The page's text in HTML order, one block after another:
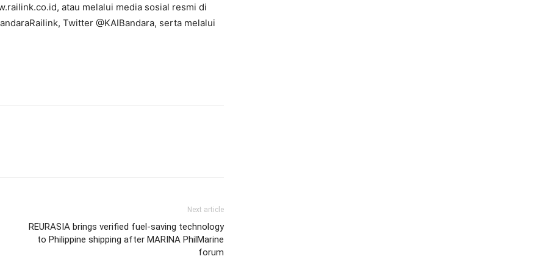
atau melalui media sosial resmi di
Twitter @KAIBandara, serta melalui
Next article
REURASIA brings verified fuel-saving technology
to Philippine shipping after MARINA PhilMarine
forum